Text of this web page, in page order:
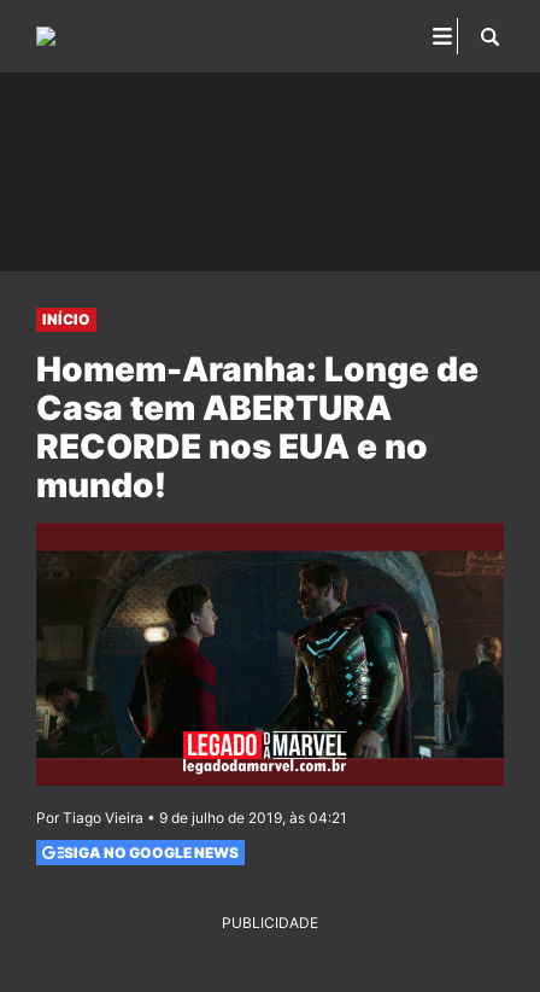
INÍCIO
Homem-Aranha: Longe de
Casa tem ABERTURA
RECORDE nos EUA e no
mundo!
Por Tiago Vieira • 9 de julho de 2019, às 04:21
SIGA NO GOOGLE NEWS
PUBLICIDADE